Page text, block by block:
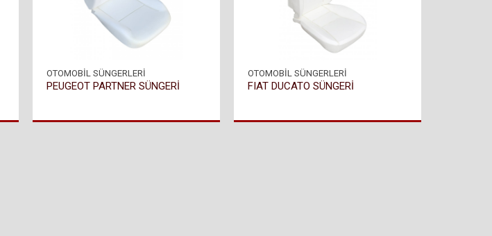
OTOMOBİL SÜNGERLERİ
PEUGEOT PARTNER SÜNGERİ
OTOMOBİL SÜNGERLERİ
FIAT DUCATO SÜNGERİ